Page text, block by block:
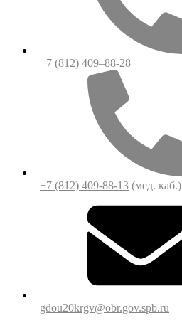
+7 (812) 409–88-28
+7 (812) 409-88-13 (мед. каб.)
gdou20krgv@obr.gov.spb.ru